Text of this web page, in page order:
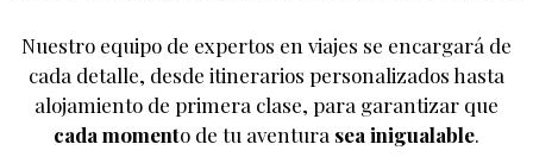
Nuestro equipo de expertos en viajes se encargará de
cada detalle, desde itinerarios personalizados hasta
alojamiento de primera clase, para garantizar que
cada momento de tu aventura sea inigualable.